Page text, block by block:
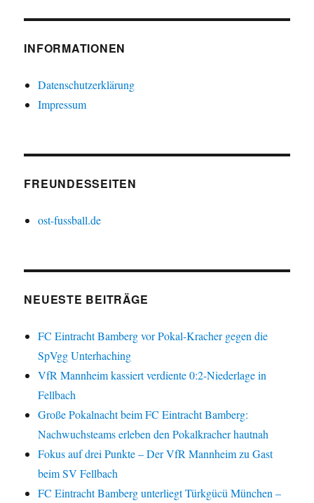
INFORMATIONEN
Datenschutzerklärung
Impressum
FREUNDESSEITEN
ost-fussball.de
NEUESTE BEITRÄGE
FC Eintracht Bamberg vor Pokal-Kracher gegen die
SpVgg Unterhaching
VfR Mannheim kassiert verdiente 0:2-Niederlage in
Fellbach
Große Pokalnacht beim FC Eintracht Bamberg:
Nachwuchsteams erleben den Pokalkracher hautnah
Fokus auf drei Punkte – Der VfR Mannheim zu Gast
beim SV Fellbach
FC Eintracht Bamberg unterliegt Türkgücü München –